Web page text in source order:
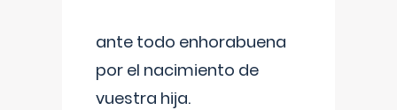
ante todo enhorabuena
por el nacimiento de
vuestra hija.